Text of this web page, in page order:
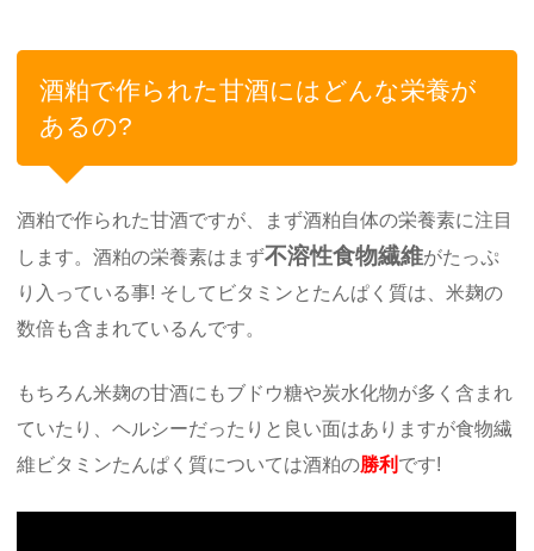
酒粕で作られた甘酒にはどんな栄養が
あるの?
酒粕で作られた甘酒ですが、まず酒粕自体の栄養素に注目
します。酒粕の栄養素はまず不溶性食物繊維がたっぷ
り入っている事! そしてビタミンとたんぱく質は、米麹の
数倍も含まれているんです。
もちろん米麹の甘酒にもブドウ糖や炭水化物が多く含まれ
ていたり、ヘルシーだったりと良い面はありますが食物繊
維ビタミンたんぱく質については酒粕の勝利 です!